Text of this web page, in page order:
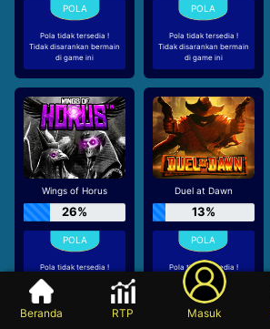
Pola tidak tersedia !
Tidak disarankan bermain
di game ini
Pola tidak tersedia !
Tidak disarankan bermain
di game ini
Wings of Horus
26%
Pola tidak tersedia !
Tidak disarankan bermain
Duel at Dawn
13%
Pola tidak tersedia !
Tidak disarankan bermain
di game ini
Beranda RTP Masuk